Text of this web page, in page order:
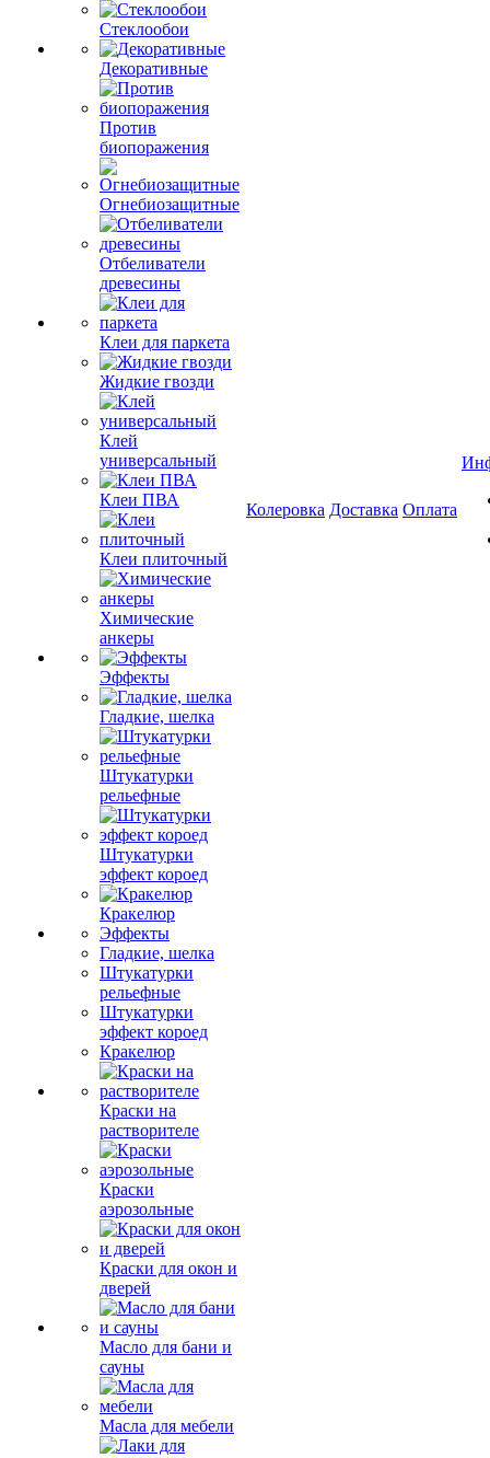
Стеклообои
Декоративные
Против
биопоражения
Огнебиозащитные
Отбеливатели
древесины
Клеи для паркета
Жидкие гвозди
Клей
универсальный
Клеи ПВА
Клеи плиточный
Химические
анкеры
Эффекты
Гладкие, шелка
Штукатурки
рельефные
Штукатурки
эффект короед
Кракелюр
Эффекты
Гладкие, шелка
Штукатурки
рельефные
Штукатурки
эффект короед
Кракелюр
Краски на
растворителе
Краски
аэрозольные
Краски для окон и
дверей
Масло для бани и
сауны
Масла для мебели
Колеровка Доставка Оплата